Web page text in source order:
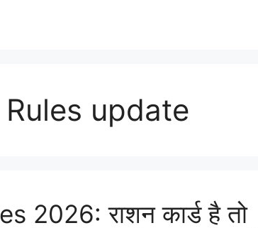
update
2026: राशन कार्ड है तो